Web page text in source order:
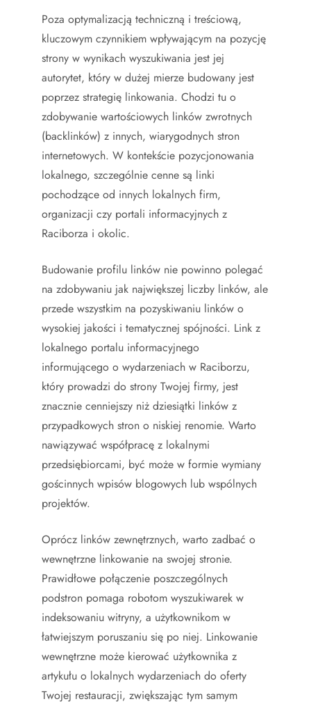
Poza optymalizacją techniczną i treściową,
kluczowym czynnikiem wpływającym na pozycję
strony w wynikach wyszukiwania jest jej
autorytet, który w dużej mierze budowany jest
poprzez strategię linkowania. Chodzi tu o
zdobywanie wartościowych linków zwrotnych
(backlinków) z innych, wiarygodnych stron
internetowych. W kontekście pozycjonowania
lokalnego, szczególnie cenne są linki
pochodzące od innych lokalnych firm,
organizacji czy portali informacyjnych z
Raciborza i okolic.
Budowanie profilu linków nie powinno polegać
na zdobywaniu jak największej liczby linków, ale
przede wszystkim na pozyskiwaniu linków o
wysokiej jakości i tematycznej spójności. Link z
lokalnego portalu informacyjnego
informującego o wydarzeniach w Raciborzu,
który prowadzi do strony Twojej firmy, jest
znacznie cenniejszy niż dziesiątki linków z
przypadkowych stron o niskiej renomie. Warto
nawiązywać współpracę z lokalnymi
przedsiębiorcami, być może w formie wymiany
gościnnych wpisów blogowych lub wspólnych
projektów.
Oprócz linków zewnętrznych, warto zadbać o
wewnętrzne linkowanie na swojej stronie.
Prawidłowe połączenie poszczególnych
podstron pomaga robotom wyszukiwarek w
indeksowaniu witryny, a użytkownikom w
łatwiejszym poruszaniu się po niej. Linkowanie
wewnętrzne może kierować użytkownika z
artykułu o lokalnych wydarzeniach do oferty
Twojej restauracji, zwiększając tym samym